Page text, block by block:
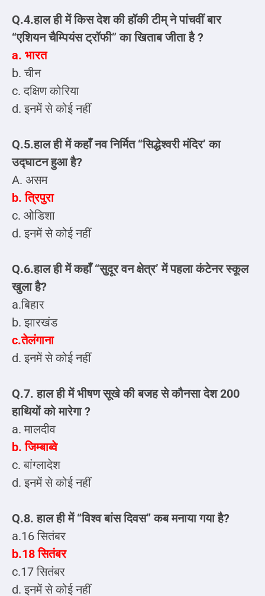
Q.4.हाल ही में किस देश की हॉकी टीम्‌ ने पांचवीं बार
“एशियन चैम्पियंस ट्रॉफी” का खिताब जीता है ?
a. भारत
b. चीन
c. दक्षिण कोरिया
d. इनमें से कोई नहीं
Q.5.हाल ही में कहाँ नव निर्मित “सिद्धेश्वरी मंदिर’ का
उद्घाटन हुआ है?
A. असम
b. त्रिपुरा
c. ओडिशा
d. इनमें से कोई नहीं
Q.6.हाल ही में कहाँ “सुदूर वन क्षेत्र’ में पहला कंटेनर स्कूल
खुला है?
a.बिहार
b. झारखंड
c.तेलंगाना
d. इनमें से कोई नहीं
Q.7. हाल ही में भीषण सूखे की बजह से कौनसा देश 200
हाथियों को मारेगा ?
a. मालदीव
b. जिम्बाब्वे
c. बांग्लादेश
d. इनमें से कोई नहीं
Q.8. हाल ही में “विश्व बांस दिवस” कब मनाया गया है?
a.16 सितंबर
b.18 सितंबर
c.17 सितंबर
d. इनमें से कोई नहीं